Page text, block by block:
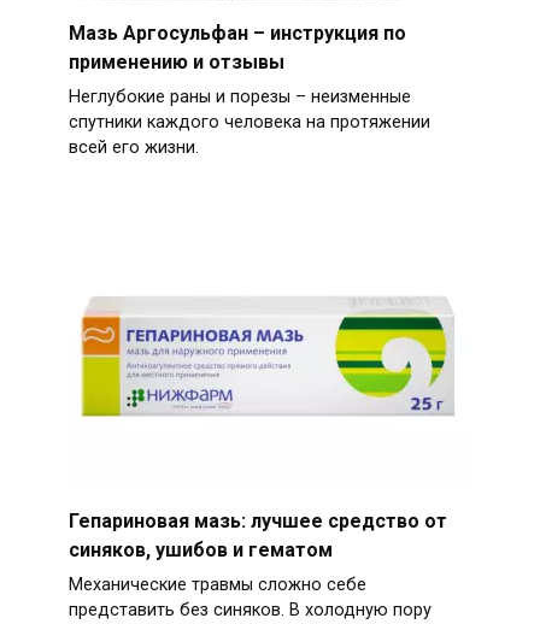
Мазь Аргосульфан – инструкция по
применению и отзывы
Неглубокие раны и порезы – неизменные
спутники каждого человека на протяжении
всей его жизни.
Гепариновая мазь: лучшее средство от
синяков, ушибов и гематом
Механические травмы сложно себе
представить без синяков. В холодную пору